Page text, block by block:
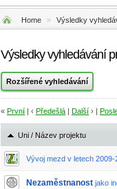
Home » Výsledky
Výsledky vyhledávání
« První | ‹ Předešlá | Další › |
Uni / Název projektu
Vývoj mezd v letech
Nezaměstnanost jako